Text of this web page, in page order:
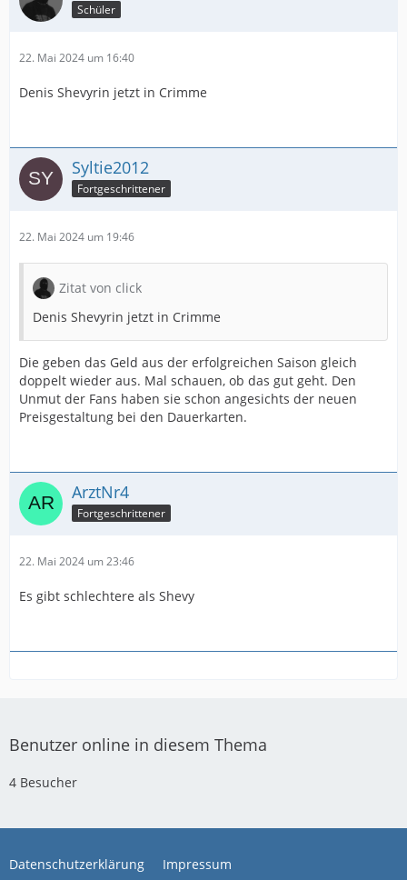
Schüler
22. Mai 2024 um 16:40
Denis Shevyrin jetzt in Crimme
Syltie2012
Fortgeschrittener
22. Mai 2024 um 19:46
Zitat von click
Denis Shevyrin jetzt in Crimme
Die geben das Geld aus der erfolgreichen Saison gleich
doppelt wieder aus. Mal schauen, ob das gut geht. Den
Unmut der Fans haben sie schon angesichts der neuen
Preisgestaltung bei den Dauerkarten.
ArztNr4
Fortgeschrittener
22. Mai 2024 um 23:46
Es gibt schlechtere als Shevy
Benutzer online in diesem Thema
4 Besucher
Datenschutzerklärung Impressum